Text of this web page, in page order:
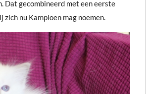
Dat gecombineerd met een eerste
zich nu Kampioen mag noemen.